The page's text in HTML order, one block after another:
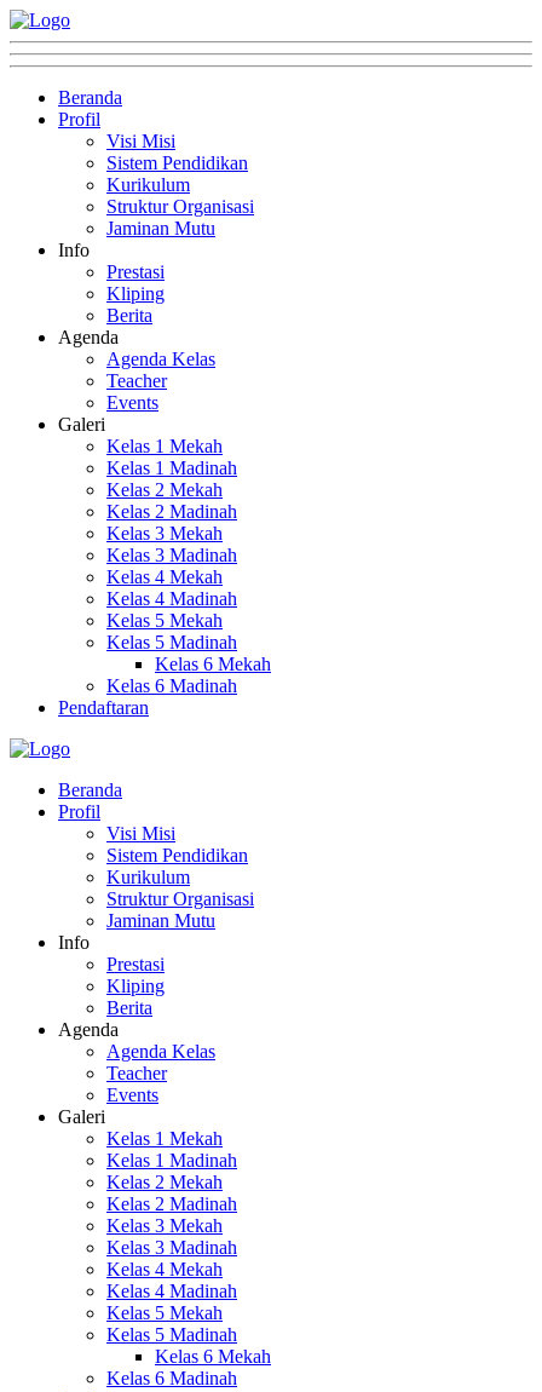
Beranda
Profil
Visi Misi
Sistem Pendidikan
Kurikulum
Struktur Organisasi
Jaminan Mutu
Info
Prestasi
Kliping
Berita
Agenda
Agenda Kelas
Teacher
Events
Galeri
Kelas 1 Mekah
Kelas 1 Madinah
Kelas 2 Mekah
Kelas 2 Madinah
Kelas 3 Mekah
Kelas 3 Madinah
Kelas 4 Mekah
Kelas 4 Madinah
Kelas 5 Mekah
Kelas 5 Madinah
Kelas 6 Mekah
Kelas 6 Madinah
Pendaftaran
Beranda
Profil
Visi Misi
Sistem Pendidikan
Kurikulum
Struktur Organisasi
Jaminan Mutu
Info
Prestasi
Kliping
Berita
Agenda
Agenda Kelas
Teacher
Events
Galeri
Kelas 1 Mekah
Kelas 1 Madinah
Kelas 2 Mekah
Kelas 2 Madinah
Kelas 3 Mekah
Kelas 3 Madinah
Kelas 4 Mekah
Kelas 4 Madinah
Kelas 5 Mekah
Kelas 5 Madinah
Kelas 6 Mekah
Kelas 6 Madinah